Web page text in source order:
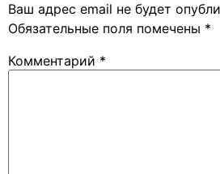
Ваш адрес email не будет
Обязательные поля помечены *
Комментарий *